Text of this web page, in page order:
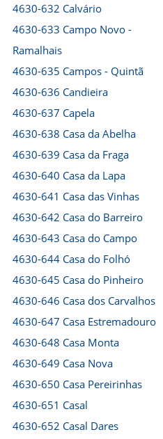
4630-632 Calvário
4630-633 Campo Novo -
Ramalhais
4630-635 Campos - Quintã
4630-636 Candieira
4630-637 Capela
4630-638 Casa da Abelha
4630-639 Casa da Fraga
4630-640 Casa da Lapa
4630-641 Casa das Vinhas
4630-642 Casa do Barreiro
4630-643 Casa do Campo
4630-644 Casa do Folhó
4630-645 Casa do Pinheiro
4630-646 Casa dos Carvalhos
4630-647 Casa Estremadouro
4630-648 Casa Monta
4630-649 Casa Nova
4630-650 Casa Pereirinhas
4630-651 Casal
4630-652 Casal Dares